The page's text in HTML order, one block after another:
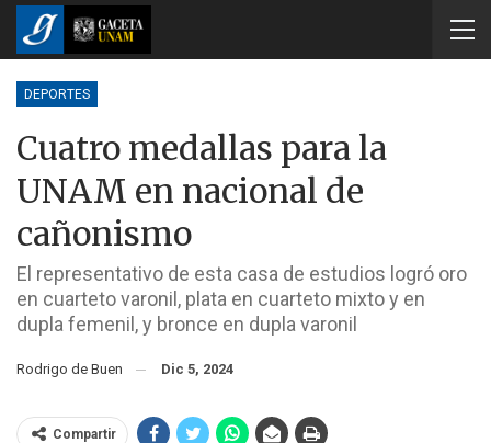
DEPORTES
Cuatro medallas para la
UNAM en nacional de
cañonismo
El representativo de esta casa de estudios logró oro
en cuarteto varonil, plata en cuarteto mixto y en
dupla femenil, y bronce en dupla varonil
Rodrigo de Buen Dic 5, 2024
Compartir